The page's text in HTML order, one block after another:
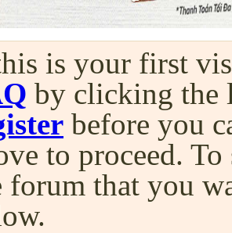
is your first
by clicking the
before you
to proceed.
forum that you